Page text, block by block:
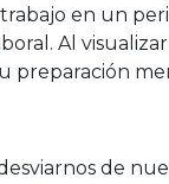
en un
Al
preparación
de